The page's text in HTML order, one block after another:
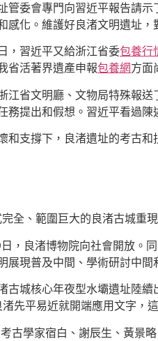
管委會專門向習近平報告請
感化。維護好良渚文明遺址
，習近平又給浙江省委包養行
省活著界遺產申報包養網方面
江省文明廳、文物局特殊報
務提出和假想。習近平看過
和支撐下，良渚遺址的考古和
全、範圍巨大的良渚古城重現
，良渚博物院向社會開放。
展現普及中間、學術研討中間
古城核心年夜型水壩遺址陸
先平易近就開端應用文字，
古學家宿白、謝辰生、黃景